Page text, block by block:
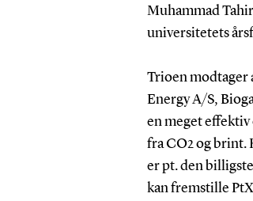
Muhammad
universitetets
Trioen modtager
Energy A/S,
en meget
fra CO2 og brint.
er pt. den
kan fremstille